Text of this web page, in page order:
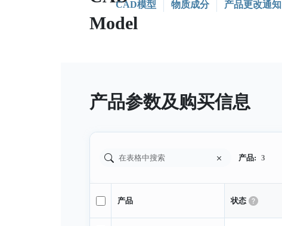
CAD模型 物质成分 产品更改通知
产品参数及购买信息
产品: 3
产品 状态